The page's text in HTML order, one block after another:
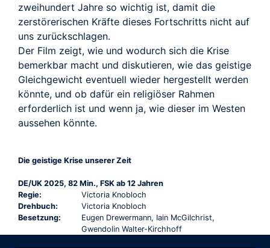
zweihundert Jahre so wichtig ist, damit die
zerstörerischen Kräfte dieses Fortschritts nicht auf
uns zurückschlagen.
Der Film zeigt, wie und wodurch sich die Krise
bemerkbar macht und diskutieren, wie das geistige
Gleichgewicht eventuell wieder hergestellt werden
könnte, und ob dafür ein religiöser Rahmen
erforderlich ist und wenn ja, wie dieser im Westen
aussehen könnte.
Die geistige Krise unserer Zeit
DE/UK 2025, 82 Min., FSK ab 12 Jahren
Regie:
Victoria Knobloch
Drehbuch:
Victoria Knobloch
Besetzung:
Eugen Drewermann, Iain McGilchrist,
Gwendolin Walter-Kirchhoff